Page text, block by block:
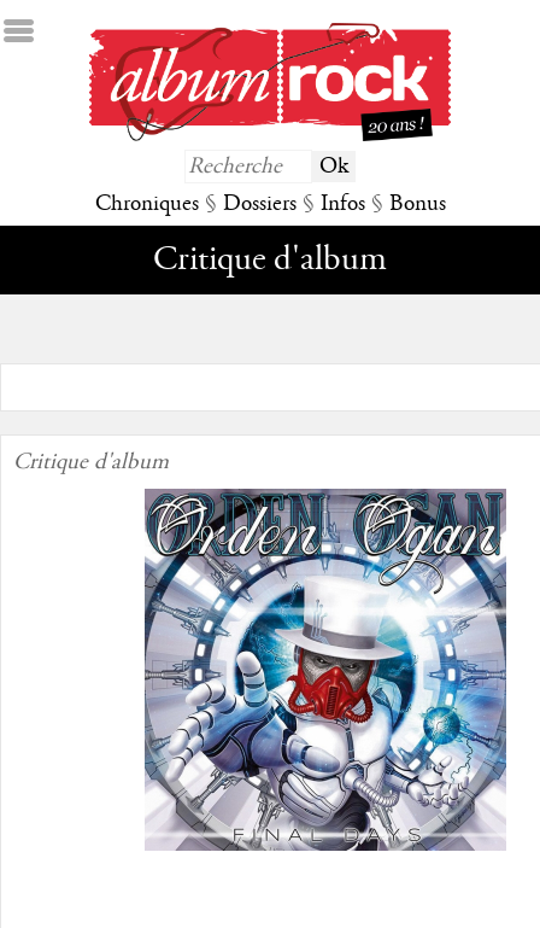
Chroniques § Dossiers § Infos § Bonus
Critique d'album
Critique d'album